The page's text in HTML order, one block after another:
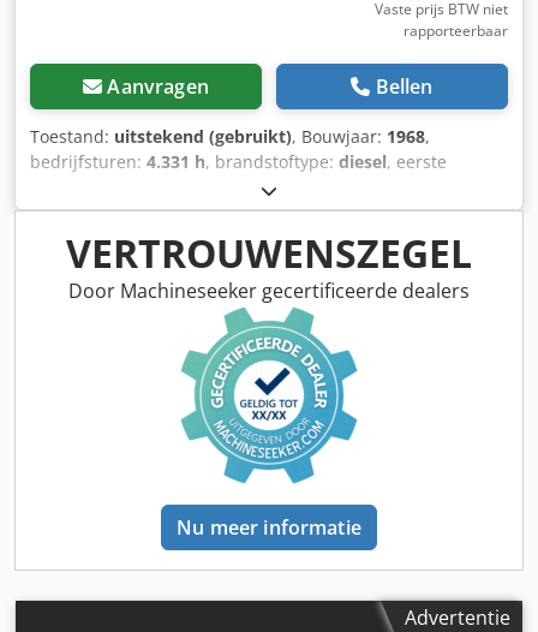
Vaste prijs BTW niet
rapporteerbaar
Aanvragen Bellen
Toestand: uitstekend (gebruikt), Bouwjaar: 1968,
bedrijfsturen: 4.331 h, brandstoftype: diesel, eerste
rood
goed Dkjdeyr Ayvepfx Aqwor Optische staat: zeer goed
Neem contact op met Thierry Leemans voor meer
informatie.
VERTROUWENSZEGEL
Door Machineseeker gecertificeerde dealers
Nu meer informatie
Advertentie